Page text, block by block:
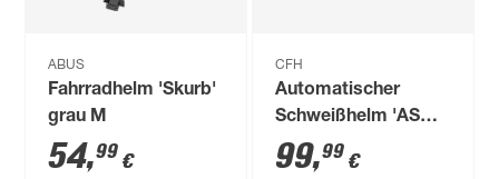
ABUS
Fahrradhelm 'Skurb'
grau M
54,99 €
CFH
Automatischer
Schweißhelm 'AS
841'
99,99 €